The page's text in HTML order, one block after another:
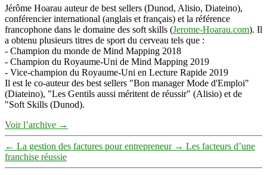
Jérôme Hoarau auteur de best sellers (Dunod, Alisio, Diateino),
conférencier international (anglais et français) et la référence
francophone dans le domaine des soft skills (Jerome-Hoarau.com). Il
a obtenu plusieurs titres de sport du cerveau tels que :
- Champion du monde de Mind Mapping 2018
- Champion du Royaume-Uni de Mind Mapping 2019
- Vice-champion du Royaume-Uni en Lecture Rapide 2019
Il est le co-auteur des best sellers "Bon manager Mode d'Emploi"
(Diateino), "Les Gentils aussi méritent de réussir" (Alisio) et de
"Soft Skills (Dunod).
Voir l’archive →
← La gestion des factures pour entrepreneur → Les facteurs d’une
franchise réussie